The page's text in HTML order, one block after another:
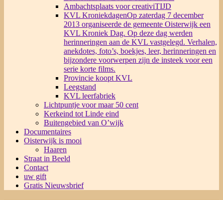
Ambachtsplaats voor creativiTIJD
KVL KroniekdagenOp zaterdag 7 december
2013 organiseerde de gemeente Oisterwijk een
KVL Kroniek Dag. Op deze dag werden
herinneringen aan de KVL vastgelegd. Verhalen,
anekdotes, foto’s, boekjes, leer, herinneringen en
bijzondere voorwerpen zijn de insteek voor een
serie korte films.
Provincie koopt KVL
Leegstand
KVL leerfabriek
Lichtpuntje voor maar 50 cent
Kerkeind tot Linde eind
Buitengebied van O’wijk
Documentaires
Oisterwijk is mooi
Haaren
Straat in Beeld
Contact
uw gift
Gratis Nieuwsbrief